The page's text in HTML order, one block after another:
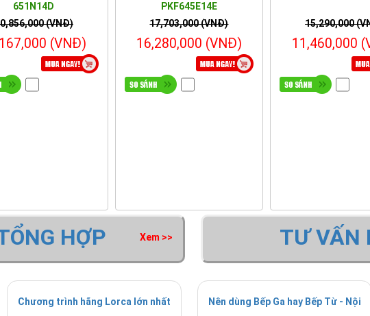
651N14D
(VNĐ)
(VNĐ)
PKF645E14E
17,703,000 (VNĐ)
16,280,000 (VNĐ)
15,290,000
11,460,000
HỢP Xem >>
Chương trình hãng Lorca lớn nhất
TƯ VẤN
Nên dùng Bếp Ga hay Bếp Từ - Nội